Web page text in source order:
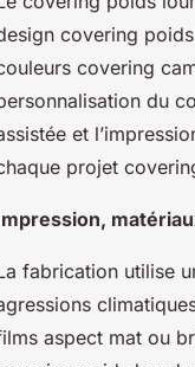
covering
covering
du
et
projet
fabrication utilise
aspect mat ou